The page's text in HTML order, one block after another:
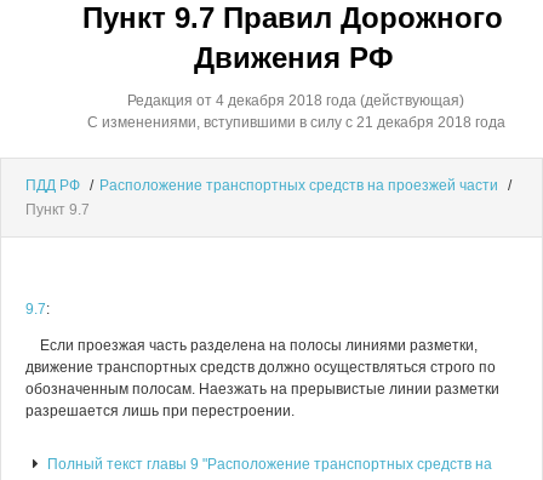
Пункт 9.7 Правил Дорожного
Движения РФ
Редакция от 4 декабря 2018 года (действующая)
С изменениями, вступившими в силу с 21 декабря 2018 года
ПДД РФ / Расположение транспортных средств на проезжей части
/
Пункт 9.7
9.7:
Если проезжая часть разделена на полосы линиями разметки,
движение транспортных средств должно осуществляться строго по
обозначенным полосам. Наезжать на прерывистые линии разметки
разрешается лишь при перестроении.
Полный текст главы 9 "Расположение транспортных средств на